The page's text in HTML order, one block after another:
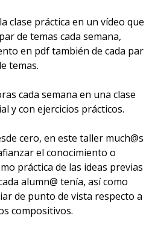
clase práctica en un vídeo que
de temas cada semana,
en pdf también de cada par
temas.
cada semana en una clase
y con ejercicios prácticos.
cero, en este taller much@s
el conocimiento o
práctica de las ideas previas
alumn@ tenía, así como
de punto de vista respecto a
compositivos.